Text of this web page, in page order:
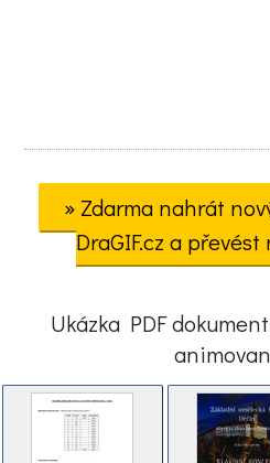
» Zdarma nahrát
DraGIF.cz a
Ukázka PDF